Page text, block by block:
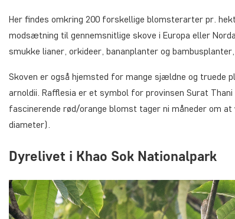
Her findes omkring 200 forskellige blomsterarter pr.
modsætning til gennemsnitlige skove i Europa eller
smukke lianer, orkideer, bananplanter og
Skoven er også hjemsted for mange sjældne og truede
arnoldii. Rafflesia er et symbol for provinsen Surat
fascinerende rød/orange blomst tager ni måneder om
diameter).
Dyrelivet i Khao Sok Nationalpark